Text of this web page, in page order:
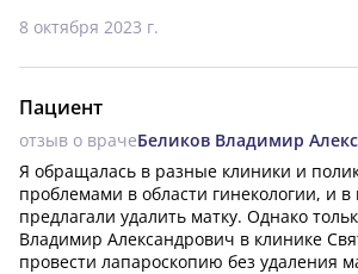
8 октября 2023 г.
Пациент
отзыв о врачеБеликов Владимир
Я обращалась в разные клиники и
проблемами в области гинекологии, и
предлагали удалить матку. Однако
Владимир Александрович в клинике
провести лапароскопию без удаления